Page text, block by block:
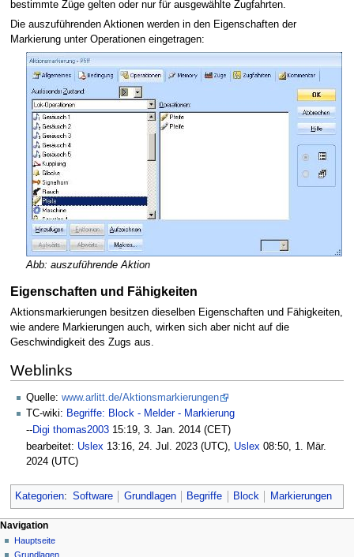
bestimmte Züge gelten oder nur für ausgewählte Zugfahrten.
Die auszuführenden Aktionen werden in den Eigenschaften der
Markierung unter Operationen eingetragen:
Abb: auszuführende Aktion
Eigenschaften und Fähigkeiten
Aktionsmarkierungen besitzen dieselben Eigenschaften und Fähigkeiten,
wie andere Markierungen auch, wirken sich aber nicht auf die
Geschwindigkeit des Zugs aus.
Weblinks
Quelle: www.arlitt.de/Aktionsmarkierungen
TC-wiki: Begriffe: Block - Melder - Markierung
--Digi thomas2003 15:19, 3. Jan. 2014 (CET)
bearbeitet: Uslex 13:16, 24. Jul. 2023 (UTC), Uslex 08:50, 1. Mär.
2024 (UTC)
Kategorien: Software Grundlagen Begriffe Block Markierungen
N
a
Seitenaktionen
Seite
Diskussion
Meine Werkzeuge
Deutsch
Navigation
Hauptseite
Grundlagen